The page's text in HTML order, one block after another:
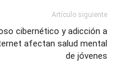
Artículo siguiente
cibernético y adicción a
afectan salud mental
de jóvenes